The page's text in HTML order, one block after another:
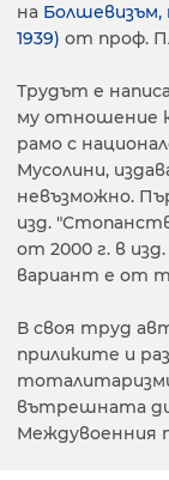
на Болшевизъм,
1939) от проф.
Трудът е
му отношение
рамо с
Мусолини,
невъзможно.
изд.
от 2000 г. в
вариант е от
В своя труд
приликите и
вътрешната
Междувоенния